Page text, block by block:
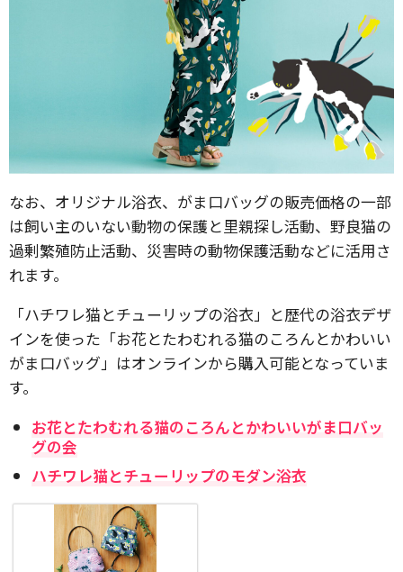
なお、オリジナル浴衣、がま口バッグの販売価格の一部
は飼い主のいない動物の保護と里親探し活動、野良猫の
過剰繁殖防止活動、災害時の動物保護活動などに活用さ
れます。
「ハチワレ猫とチューリップの浴衣」と歴代の浴衣デザ
インを使った「お花とたわむれる猫のころんとかわいい
がま口バッグ」はオンラインから購入可能となっていま
す。
お花とたわむれる猫のころんとかわいいがま口バッ
グの会
ハチワレ猫とチューリップのモダン浴衣